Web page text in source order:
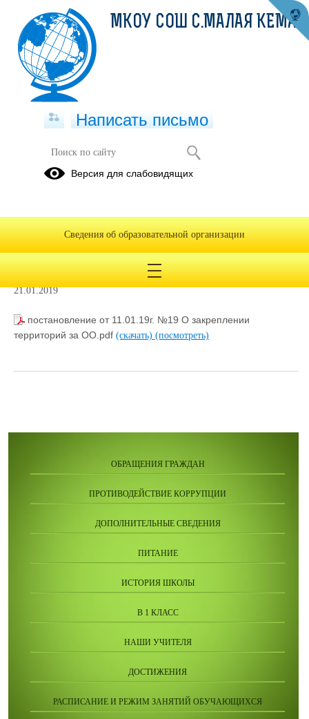
Распорядительные документы
администрации
(посмотреть)
О закреплении территорий
21.01.2019
постановление от 11.01.19г. №19 О закреплении
территорий за ОО.pdf (скачать) (посмотреть)
ОБРАЩЕНИЯ ГРАЖДАН
ПРОТИВОДЕЙСТВИЕ КОРРУПЦИИ
ДОПОЛНИТЕЛЬНЫЕ СВЕДЕНИЯ
ПИТАНИЕ
ИСТОРИЯ ШКОЛЫ
В 1 КЛАСС
НАШИ УЧИТЕЛЯ
ДОСТИЖЕНИЯ
РАСПИСАНИЕ И РЕЖИМ ЗАНЯТИЙ ОБУЧАЮЩИХСЯ
МКОУ СОШ С.МАЛАЯ КЕМА
Написать письмо
Версия для слабовидящих
Сведения об образовательной организации